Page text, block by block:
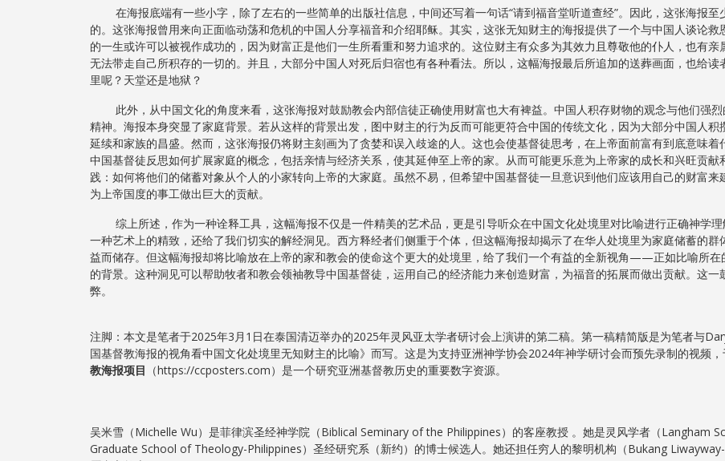
在海报底端有一些小字，除了左右的一些简单的出版社信息，中间还写着一句话“请到福音堂听道查经”。因此，这张海报至
的。这张海报曾用来向正面临动荡和危机的中国人分享福音和介绍耶稣。其实，这张无知财主的海报提供了一个与中国人谈论
的一生或许可以被视作成功的，因为财富正是他们一生所看重和努力追求的。这位财主有众多为其效力且尊敬他的仆人，也有
无法带走自己所积存的一切的。并且，大部分中国人对死后归宿也有各种看法。所以，这幅海报最后所追加的送葬画面，也给
里呢？天堂还是地狱？
此外，从中国文化的角度来看，这张海报对鼓励教会内部信徒正确使用财富也大有裨益。中国人积存财物的观念与他们强烈
精神。海报本身突显了家庭背景。若从这样的背景出发，图中财主的行为反而可能更符合中国的传统文化，因为大部分中国人
延续和家族的昌盛。然而，这张海报仍将财主刻画为了贪婪和误入歧途的人。这也会使基督徒思考，在上帝面前富有到底意味
中国基督徒反思如何扩展家庭的概念，包括亲情与经济关系，使其延伸至上帝的家。从而可能更乐意为上帝家的成长和兴旺贡
践：如何将他们的储蓄对象从个人的小家转向上帝的大家庭。虽然不易，但希望中国基督徒一旦意识到他们应该用自己的财富
为上帝国度的事工做出巨大的贡献。
综上所述，作为一种诠释工具，这幅海报不仅是一件精美的艺术品，更是引导听众在中国文化处境里对比喻进行正确神学
一种艺术上的精致，还给了我们切实的解经洞见。西方释经者们侧重于个体，但这幅海报却揭示了在华人处境里为家庭储蓄的
益而储存。但这幅海报却将比喻放在上帝的家和教会的使命这个更大的处境里，给了我们一个有益的全新视角——正如比喻所
的背景。这种洞见可以帮助牧者和教会领袖教导中国基督徒，运用自己的经济能力来创造财富，为福音的拓展而做出贡献。这
弊。
注脚：本文是笔者于2025年3月1日在泰国清迈举办的2025年灵风亚太学者研讨会上演讲的第二稿。第一稿精简版是为笔者与
国基督教海报的视角看中国文化处境里无知财主的比喻》而写。这是为支持亚洲神学协会2024年神学研讨会而预先录制的视频
教海报项目 （https://ccposters.com）是一个研究亚洲基督教历史的重要数字资源。
吴米雪（Michelle Wu）是菲律滨圣经神学院（Biblical Seminary of the Philippines）的客座教授 。她是灵风学者（Langham
Graduate School of Theology-Philippines）圣经研究系（新约）的博士候选人。她还担任穷人的黎明机构（Bukang